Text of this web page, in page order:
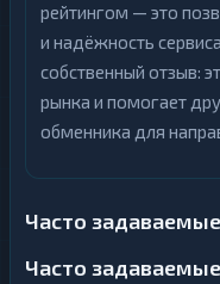
рейтингом — это
и надёжность
собственный отзыв:
рынка и помогает
обменника для
Часто
Часто